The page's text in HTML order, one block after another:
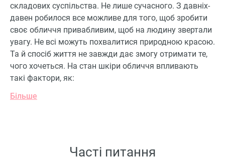
складових суспільства. Не лише сучасного. З давніх-
давен робилося все можливе для того, щоб зробити
своє обличчя привабливим, щоб на людину звертали
увагу. Не всі можуть похвалитися природною красою.
Та й спосіб життя не завжди дає змогу отримати те,
чого хочеться. На стан шкіри обличчя впливають
такі фактори, як:
Більше
Часті питання